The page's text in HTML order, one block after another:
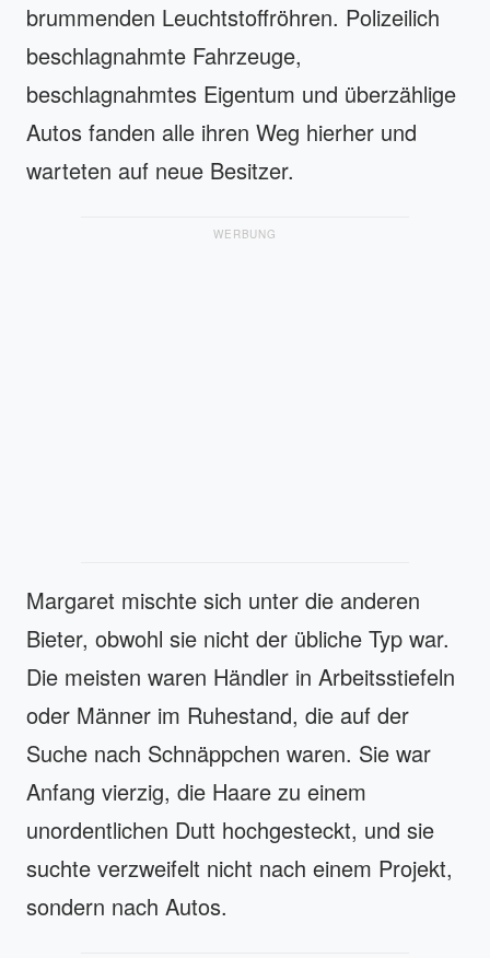
brummenden Leuchtstoffröhren. Polizeilich
beschlagnahmte Fahrzeuge,
beschlagnahmtes Eigentum und überzählige
Autos fanden alle ihren Weg hierher und
warteten auf neue Besitzer.
WERBUNG
Margaret mischte sich unter die anderen
Bieter, obwohl sie nicht der übliche Typ war.
Die meisten waren Händler in Arbeitsstiefeln
oder Männer im Ruhestand, die auf der
Suche nach Schnäppchen waren. Sie war
Anfang vierzig, die Haare zu einem
unordentlichen Dutt hochgesteckt, und sie
suchte verzweifelt nicht nach einem Projekt,
sondern nach Autos.